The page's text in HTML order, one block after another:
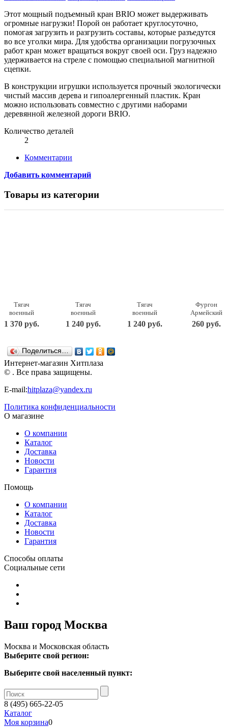
Этот мощный подъемный кран BRIO может выдерживать
огромные нагрузки! Порой он работает круглосуточно,
помогая загрузить и разгрузить составы, которые разъедутся
во все уголки мира. Для удобства организации погрузочных
работ кран может вращаться вокруг своей оси. Груз надежно
удерживается на стреле с помощью специальной магнитной
сцепки.
В конструкции игрушки используется прочный экологически
чистый массив дерева и гипоалергенный пластик. Кран
можно использовать совместно с другими наборами
деревянной железной дороги BRIO.
Количество деталей
2
Комментарии
Добавить комментарий
Товары из категории
Тягач
военный
Щит с
вертолетом
см. Н-256
Нордпласт
1 370 руб.
Тягач
военный
Щит с
танком
см. Н-258
Нордпласт
1 240 руб.
Тягач
военный
Щит с
кунгом
1 240 руб.
Фургон
Армейский
238
260 руб.
Поделиться…
Интернет-магазин Хитплаза
© . Все права защищены.
E-mail:hitplaza@yandex.ru
Политика конфиденциальности
О магазине
О компании
Каталог
Доставка
Новости
Гарантия
Помощь
О компании
Каталог
Доставка
Новости
Гарантия
Способы оплаты
Социальные сети
Ваш город Москва
Москва и Московская область
Выберите свой регион:
Выберите свой населенный пункт:
8 (495) 665-22-05
Каталог
Моя корзина0